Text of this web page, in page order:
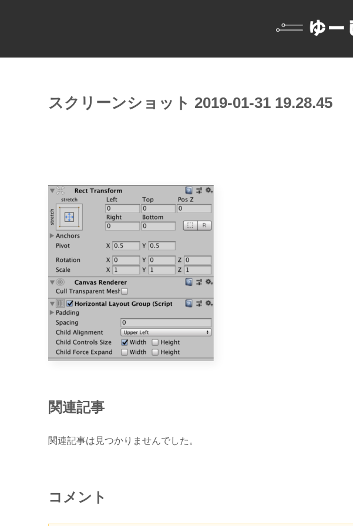
スクリーンショット 2019-01-31 19.28.45
関連記事
関連記事は見つかりませんでした。
コメント